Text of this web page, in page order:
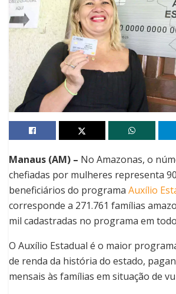
Manaus (AM) – No Amazonas, o
chefiadas por mulheres representa
beneficiários do programa Auxílio
corresponde a 271.761 famílias
mil cadastradas no programa em
O Auxílio Estadual é o maior
de renda da história do estado,
mensais às famílias em situação de